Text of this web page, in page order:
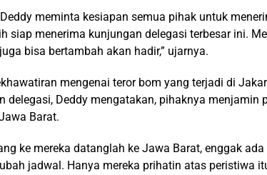
meminta kesiapan semua pihak untuk
siap menerima kunjungan delegasi terbesar ini.
bisa bertambah akan hadir,” ujarnya.
mengenai teror bom yang terjadi di
delegasi, Deddy mengatakan, pihaknya menjamin
Barat.
ke mereka datanglah ke Jawa Barat, enggak
jadwal. Hanya mereka prihatin atas peristiwa